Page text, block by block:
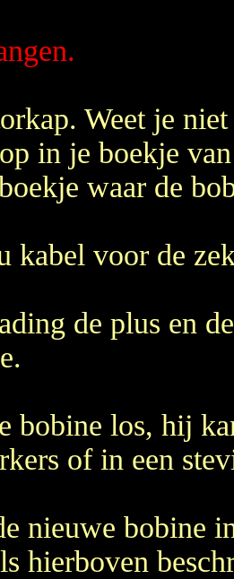
Weet je
in je boekje
waar de
kabel voor de
de plus en
bobine los, hij
of in een
nieuwe bobine
hierboven